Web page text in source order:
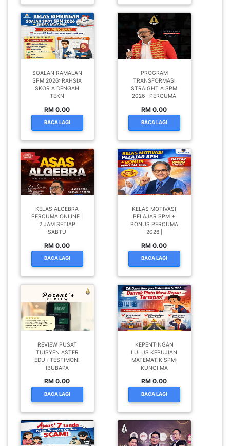
SOALAN RAMALAN
SPM 2026: RAHSIA
SKOR A DENGAN
TEKN
RM 0.00
BACA LAGI
PROGRAM
TRANSFORMASI
STRAIGHT A SPM
2026 : PERCUMA
RM 0.00
BACA LAGI
KELAS ALGEBRA
PERCUMA ONLINE |
2 JAM SETIAP
SABTU
RM 0.00
BACA LAGI
KELAS MOTIVASI
PELAJAR SPM +
BONUS PERCUMA
2026 |
RM 0.00
BACA LAGI
REVIEW PUSAT
TUISYEN ASTER
EDU : TESTIMONI
IBUBAPA
RM 0.00
BACA LAGI
KEPENTINGAN
LULUS KEPUJIAN
MATEMATIK SPM:
KUNCI MA
RM 0.00
BACA LAGI